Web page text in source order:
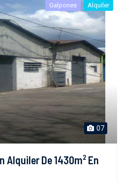
Galpones Alquiler
07
Alquiler De 1430m² En